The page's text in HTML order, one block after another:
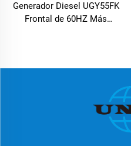
Generador Diesel UGY55FK
Frontal de 60HZ Más